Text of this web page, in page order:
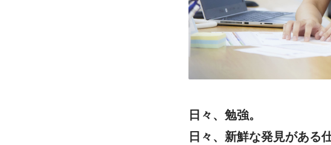
日々、勉強。
日々、新鮮な発見がある